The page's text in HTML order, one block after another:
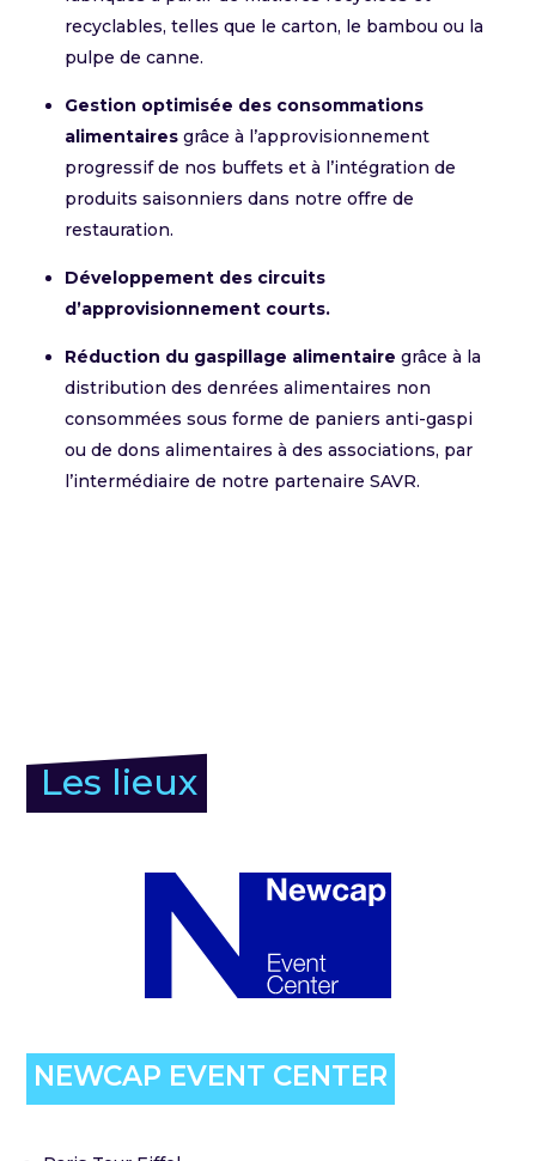
recyclables, telles que le carton, le bambou ou la
pulpe de canne.
Gestion optimisée des consommations
alimentaires grâce à l’approvisionnement
progressif de nos buffets et à l’intégration de
produits saisonniers dans notre offre de
restauration.
Développement des circuits
d’approvisionnement courts.
Réduction du gaspillage alimentaire grâce à la
distribution des denrées alimentaires non
consommées sous forme de paniers anti-gaspi
ou de dons alimentaires à des associations, par
l’intermédiaire de notre partenaire SAVR.
Les lieux
NEWCAP EVENT CENTER